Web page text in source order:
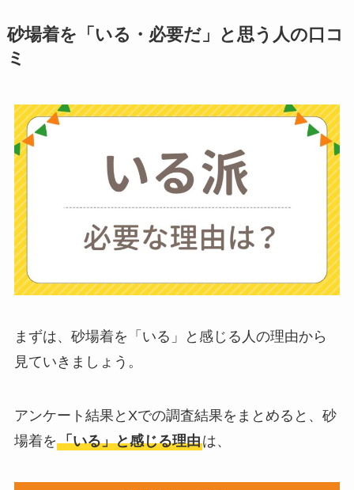
代用
やおすすめは？
ストライダーはいら
ちがいい？買った人
に後悔
を聞いてみた
布団クリーナーはい
った？代用は布団乾
わりのものは何がい
い？
砂場着を「いる・必要だ」と思う人の口コ
ミ
まずは、砂場着を「いる」と感じる人の理由から
見ていきましょう。
アンケート結果とXでの調査結果をまとめると、砂
場着を「いる」と感じる理由は、